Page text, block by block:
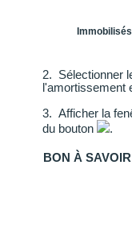
2. Sélectionner
l'amortissement
3.Afficher la
du bouton
.
BON À SAVOIR